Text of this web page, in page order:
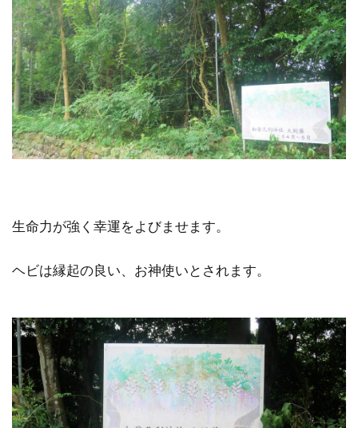
生命力が強く幸運をよびませます。
ヘビは縁起の良い、お神使いとされます。